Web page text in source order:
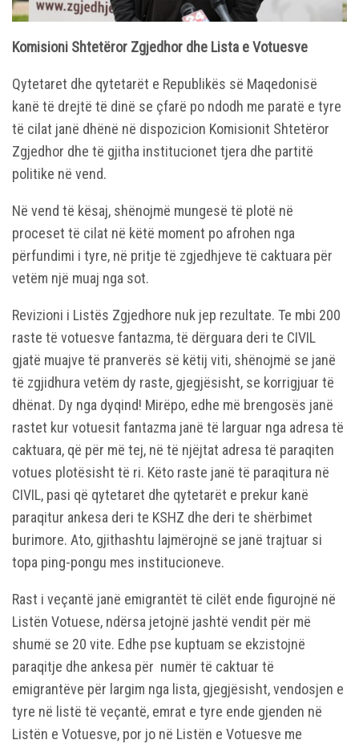
Komisioni Shtetëror Zgjedhor dhe Lista e Votuesve
Qytetaret dhe qytetarët e Republikës së Maqedonisë
kanë të drejtë të dinë se çfarë po ndodh me paratë e tyre
të cilat janë dhënë në dispozicion Komisionit Shtetëror
Zgjedhor dhe të gjitha institucionet tjera dhe partitë
politike në vend.
Në vend të kësaj, shënojmë mungesë të plotë në
proceset të cilat në këtë moment po afrohen nga
përfundimi i tyre, në pritje të zgjedhjeve të caktuara për
vetëm një muaj nga sot.
Revizioni i Listës Zgjedhore nuk jep rezultate. Te mbi 200
raste të votuesve fantazma, të dërguara deri te CIVIL
gjatë muajve të pranverës së këtij viti, shënojmë se janë
të zgjidhura vetëm dy raste, gjegjësisht, se korrigjuar të
dhënat. Dy nga dyqind! Mirëpo, edhe më brengosës janë
rastet kur votuesit fantazma janë të larguar nga adresa të
caktuara, që për më tej, në të njëjtat adresa të paraqiten
votues plotësisht të ri. Këto raste janë të paraqitura në
CIVIL, pasi që qytetaret dhe qytetarët e prekur kanë
paraqitur ankesa deri te KSHZ dhe deri te shërbimet
burimore. Ato, gjithashtu lajmërojnë se janë trajtuar si
topa ping-pongu mes institucioneve.
Rast i veçantë janë emigrantët të cilët ende figurojnë në
Listën Votuese, ndërsa jetojnë jashtë vendit për më
shumë se 20 vite. Edhe pse kuptuam se ekzistojnë
paraqitje dhe ankesa për numër të caktuar të
emigrantëve për largim nga lista, gjegjësisht, vendosjen e
tyre në listë të veçantë, emrat e tyre ende gjenden në
Listën e Votuesve, por jo në Listën e Votuesve me